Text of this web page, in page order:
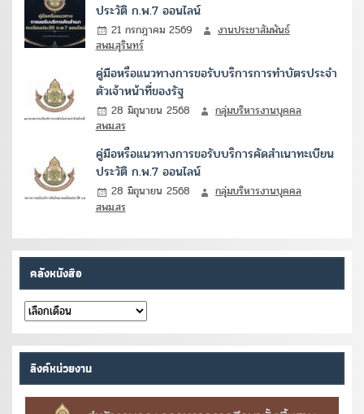
ประวัติ ก.พ.7 ออนไลน์
21 กรกฎาคม 2569
งานประชาสัมพันธ์
สพม.สุรินทร์
คู่มือหรือแนวทางการขอรับบริการการทำบัตรประจำ
ตัวเจ้าหน้าที่ของรัฐ
28 มิถุนายน 2568
กลุ่มบริหารงานบุคคล
สพม.สร
คู่มือหรือแนวทางการขอรับบริการคัดสำเนาทะเบียน
ประวัติ ก.พ.7 ออนไลน์
28 มิถุนายน 2568
กลุ่มบริหารงานบุคคล
สพม.สร
คลังหนังสือ
คลัง
หนังสือ
ลิงค์หน่วยงาน